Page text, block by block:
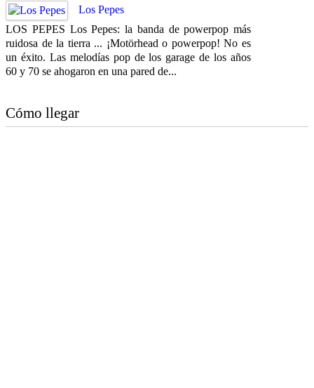
Los Pepes
LOS PEPES Los Pepes: la banda de powerpop más
ruidosa de la tierra ... ¡Motörhead o powerpop! No es
un éxito. Las melodías pop de los garage de los años
60 y 70 se ahogaron en una pared de...
Cómo llegar